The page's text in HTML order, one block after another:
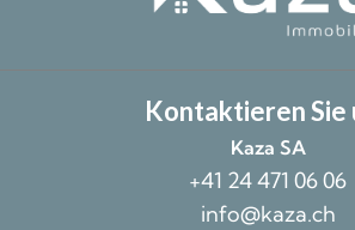
Kontaktieren Sie
Kaza SA
+41 24 471 06 06
info@kaza.ch